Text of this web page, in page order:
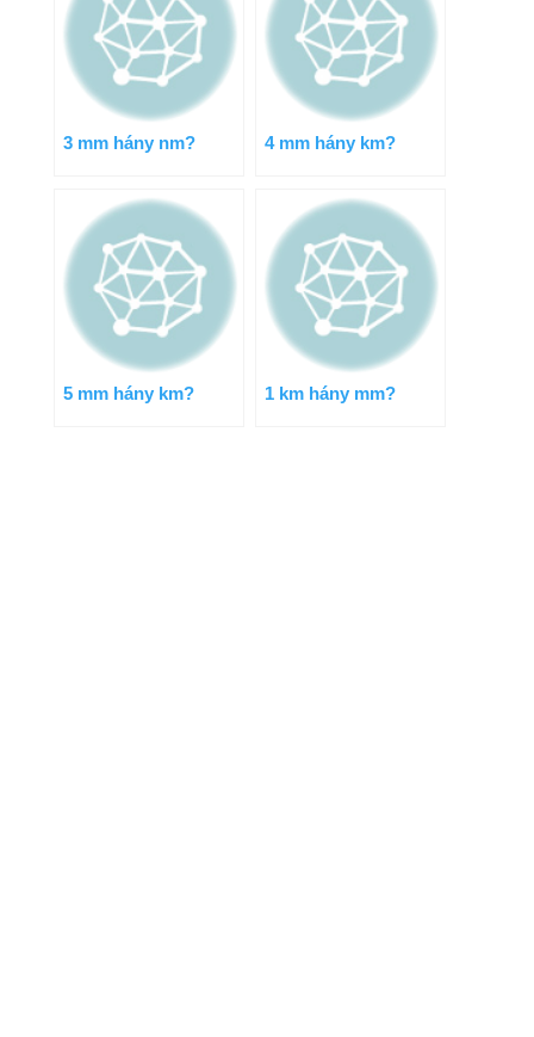
3 mm hány nm? 4 mm hány km?
5 mm hány km? 1 km hány mm?